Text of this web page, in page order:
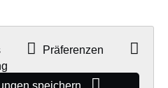
Präferenzen
speichern